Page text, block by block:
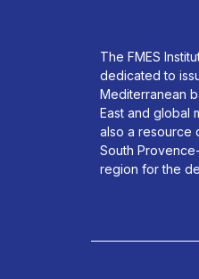
The FMES
dedicated to
Mediterranean
East and global
also a resource
South
region for the